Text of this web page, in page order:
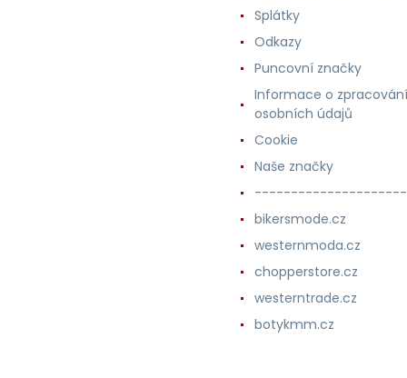
Splátky
Odkazy
Puncovní značky
Informace o zpracování
osobních údajů
Cookie
Naše značky
bikersmode.cz
westernmoda.cz
chopperstore.cz
westerntrade.cz
botykmm.cz